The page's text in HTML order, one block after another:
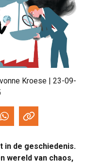
Kroese | 23-09-
in de geschiedenis.
wereld van chaos,